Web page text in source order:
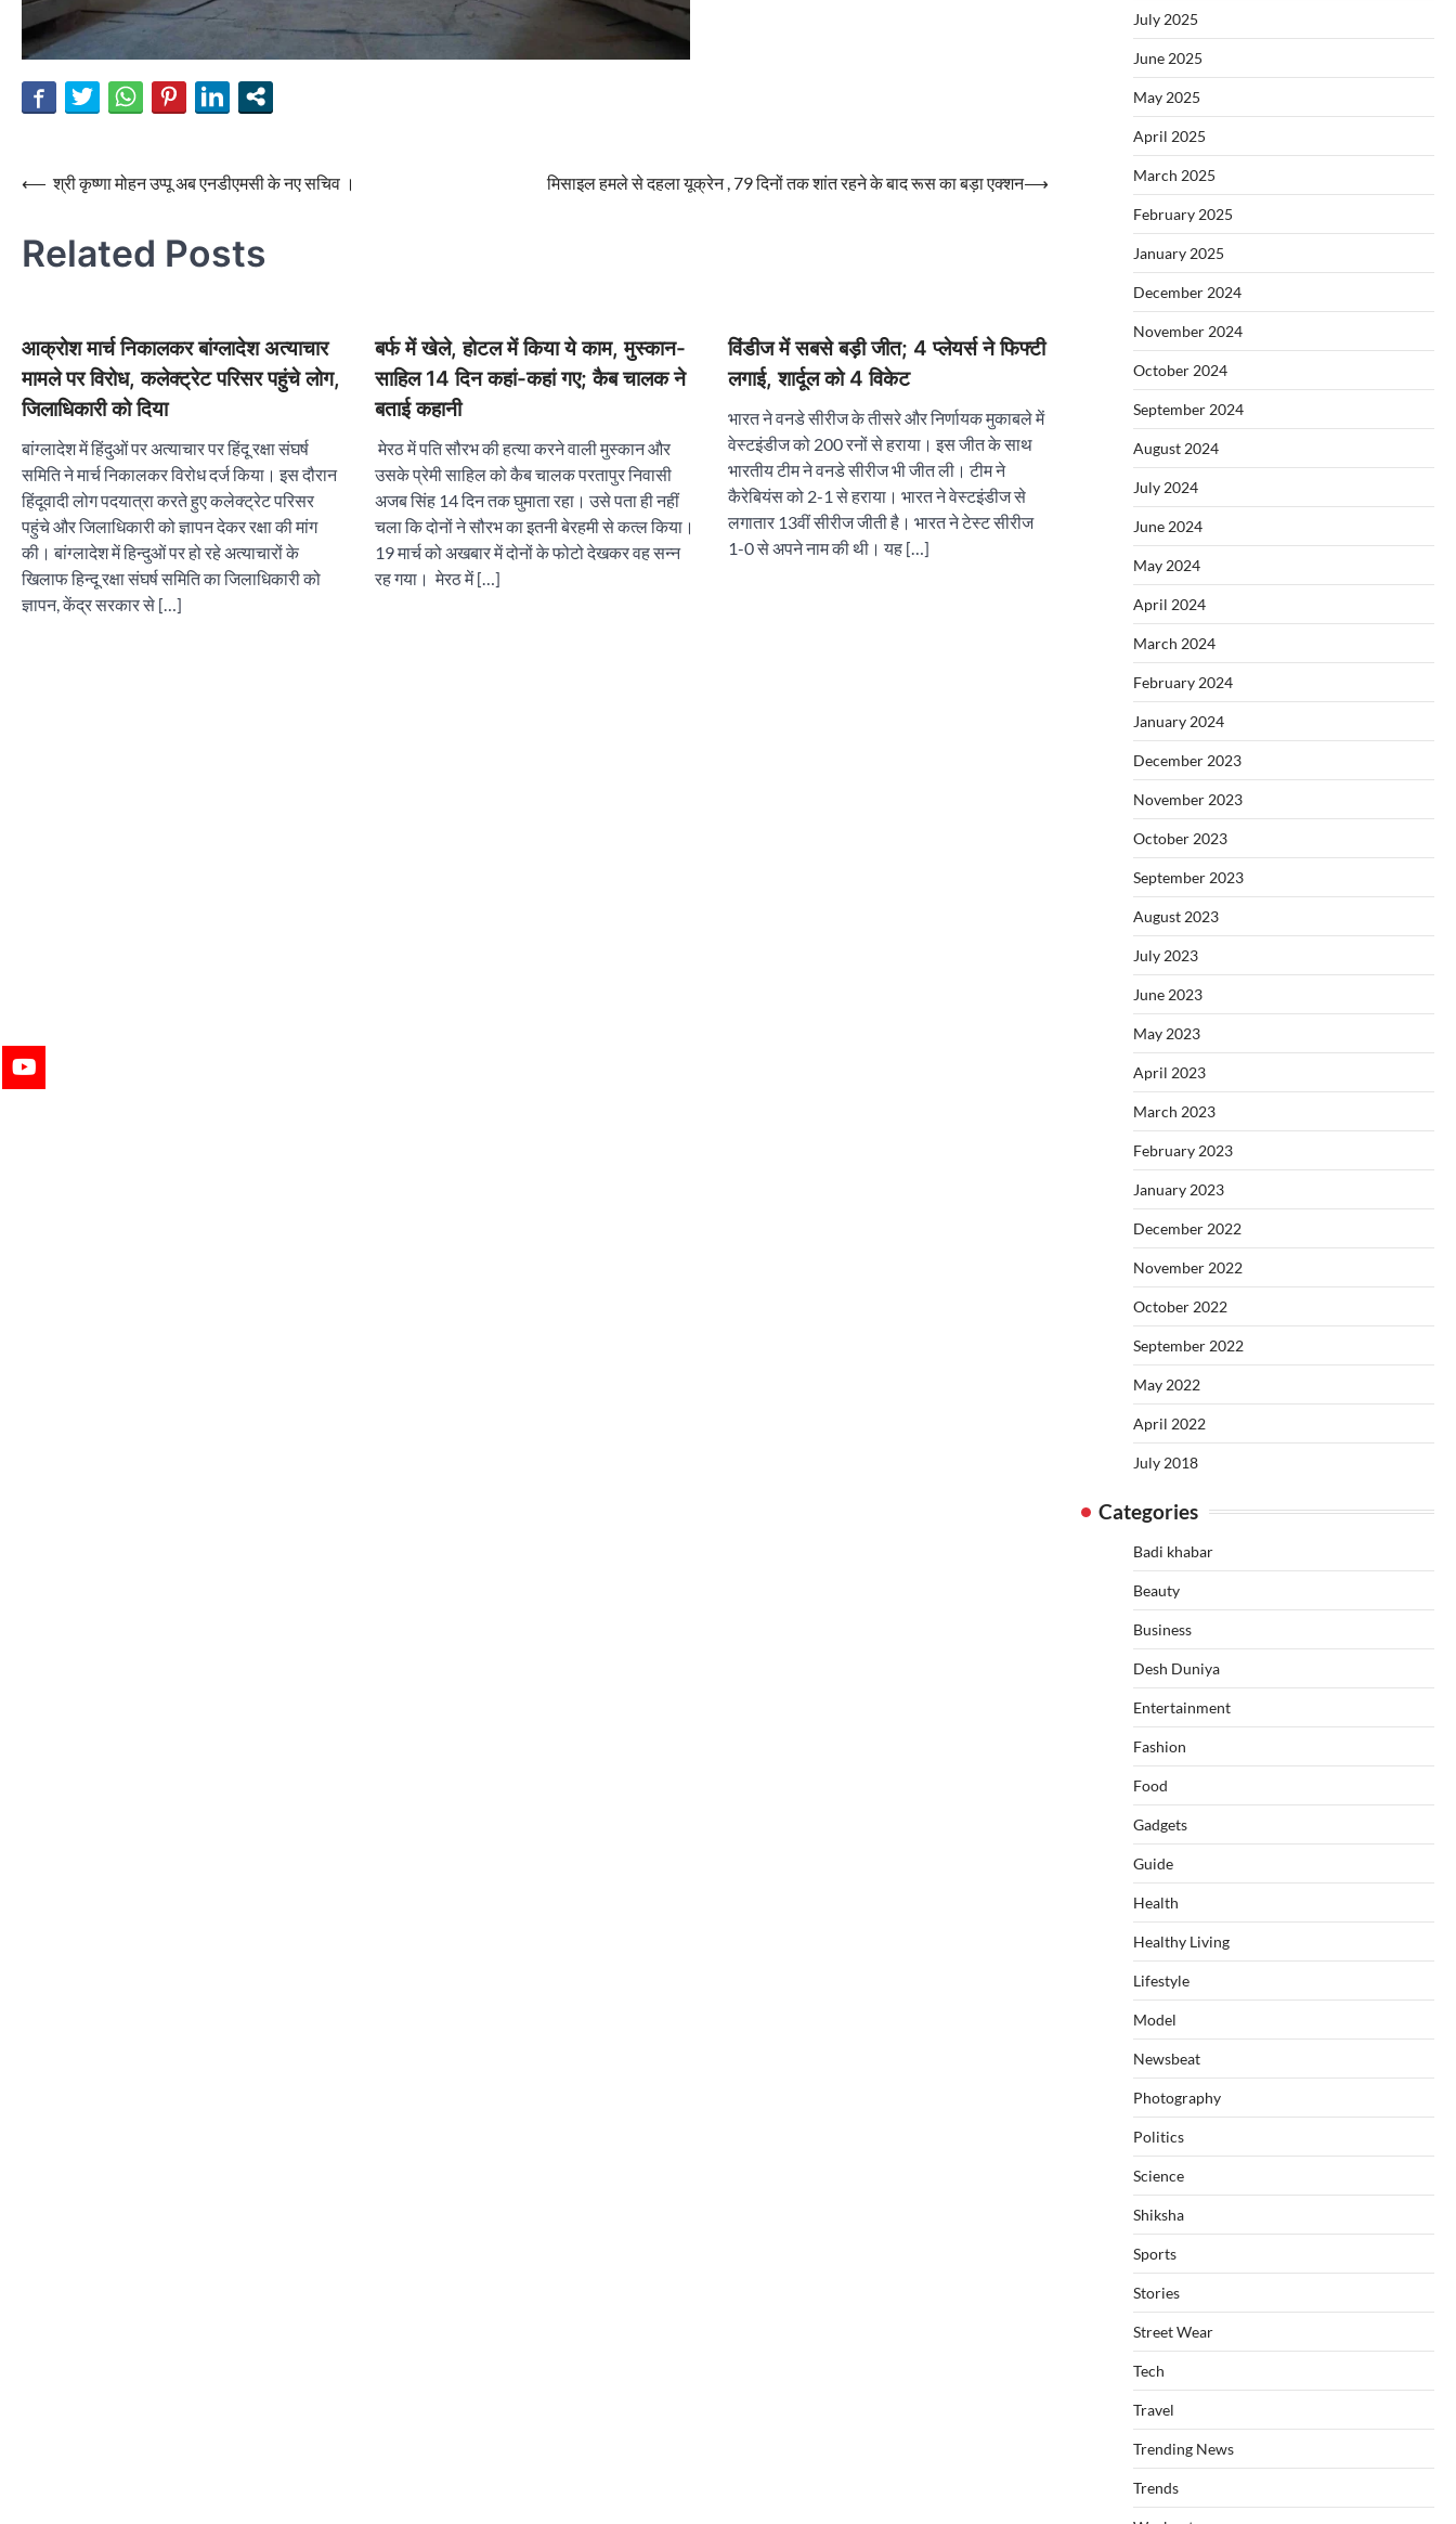
Post
⟵ श्री कृष्णा मोहन उप्पू अब एनडीएमसी के नए सचिव । मिसाइल हमले से दहला यूक्रेन , 79 दिनों तक शांत रहने के बाद रूस का बड़ा एक्शन⟶
Related Posts
आक्रोश मार्च निकालकर बांग्लादेश अत्याचार
मामले पर विरोध, कलेक्ट्रेट परिसर पहुंचे लोग,
जिलाधिकारी को दिया
बांग्लादेश में हिंदुओं पर अत्याचार पर हिंदू रक्षा संघर्ष
समिति ने मार्च निकालकर विरोध दर्ज किया। इस दौरान
हिंदूवादी लोग पदयात्रा करते हुए कलेक्ट्रेट परिसर
पहुंचे और जिलाधिकारी को ज्ञापन देकर रक्षा की मांग
की। बांग्लादेश में हिन्दुओं पर हो रहे अत्याचारों के
खिलाफ हिन्दू रक्षा संघर्ष समिति का जिलाधिकारी को
ज्ञापन, केंद्र सरकार से […]
बर्फ में खेले, होटल में किया ये काम, मुस्कान-
साहिल 14 दिन कहां-कहां गए; कैब चालक ने
बताई कहानी
मेरठ में पति सौरभ की हत्या करने वाली मुस्कान और
उसके प्रेमी साहिल को कैब चालक परतापुर निवासी
अजब सिंह 14 दिन तक घुमाता रहा। उसे पता ही नहीं
चला कि दोनों ने सौरभ का इतनी बेरहमी से कत्ल किया।
19 मार्च को अखबार में दोनों के फोटो देखकर वह सन्न
रह गया। मेरठ में […]
विंडीज में सबसे बड़ी जीत; 4 प्लेयर्स ने फिफ्टी
लगाई, शार्दूल को 4 विकेट
भारत ने वनडे सीरीज के तीसरे और निर्णायक मुकाबले में
वेस्टइंडीज को 200 रनों से हराया। इस जीत के साथ
भारतीय टीम ने वनडे सीरीज भी जीत ली। टीम ने
कैरेबियंस को 2-1 से हराया। भारत ने वेस्टइंडीज से
लगातार 13वीं सीरीज जीती है। भारत ने टेस्ट सीरीज
1-0 से अपने नाम की थी। यह […]
July 2025
June 2025
May 2025
April 2025
March 2025
February 2025
January 2025
December 2024
November 2024
October 2024
September 2024
August 2024
July 2024
June 2024
May 2024
April 2024
March 2024
February 2024
January 2024
December 2023
November 2023
October 2023
September 2023
August 2023
July 2023
June 2023
May 2023
April 2023
March 2023
February 2023
January 2023
December 2022
November 2022
October 2022
September 2022
May 2022
April 2022
July 2018
Categories
Badi khabar
Beauty
Business
Desh Duniya
Entertainment
Fashion
Food
Gadgets
Guide
Health
Healthy Living
Lifestyle
Model
Newsbeat
Photography
Politics
Science
Shiksha
Sports
Stories
Street Wear
Tech
Travel
Trending News
Trends